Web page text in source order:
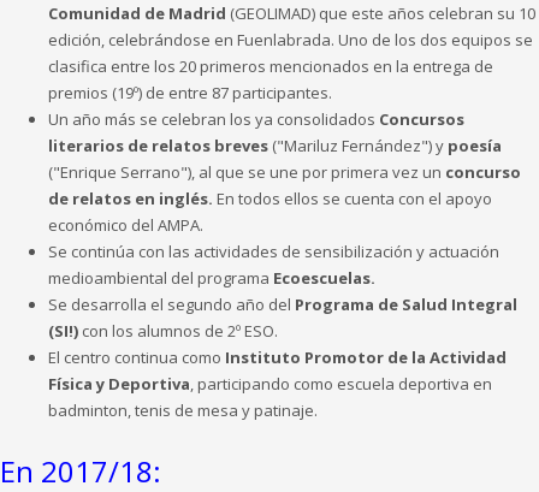
Comunidad de Madrid (GEOLIMAD) que este años celebran su 10
edición, celebrándose en Fuenlabrada. Uno de los dos equipos se
clasifica entre los 20 primeros mencionados en la entrega de
premios (19º) de entre 87 participantes.
Un año más se celebran los ya consolidados Concursos
literarios de relatos breves ("Mariluz Fernández") y poesía
("Enrique Serrano"), al que se une por primera vez un concurso
de relatos en inglés. En todos ellos se cuenta con el apoyo
económico del AMPA.
Se continúa con las actividades de sensibilización y actuación
medioambiental del programa Ecoescuelas.
Se desarrolla el segundo año del Programa de Salud Integral
(SI!) con los alumnos de 2º ESO.
El centro continua como Instituto Promotor de la Actividad
Física y Deportiva , participando como escuela deportiva en
badminton, tenis de mesa y patinaje.
En 2017/18: